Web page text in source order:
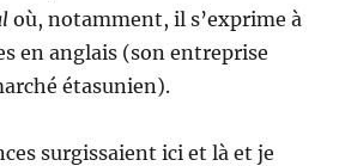
où, notamment, il s’exprime à
en anglais (son entreprise
étasunien).
surgissaient ici et là et je